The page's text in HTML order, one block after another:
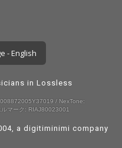
- English
in Lossless
/ NexTone:
マーク: RIAJ80023001
a digitiminimi company